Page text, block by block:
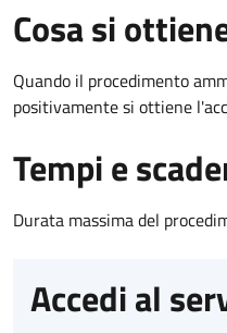
Cosa si
Quando il procedimento
positivamente si ottiene
Tempi e
Durata massima del
Accedi al